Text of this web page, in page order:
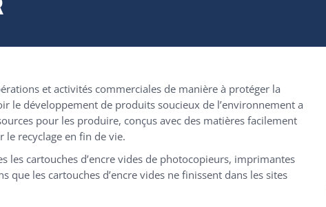
et activités commerciales de manière à protéger la
le développement de produits soucieux de l’environnement a
pour les produire, conçus avec des matières facilement
le recyclage en fin de vie.
les cartouches d’encre vides de photocopieurs, imprimantes
les cartouches d’encre vides ne finissent dans les sites